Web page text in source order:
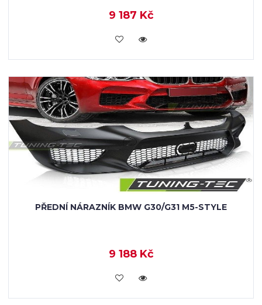
9 187 Kč
KOUPIT
PŘEDNÍ NÁRAZNÍK BMW G30/G31 M5-STYLE
9 188 Kč
KOUPIT